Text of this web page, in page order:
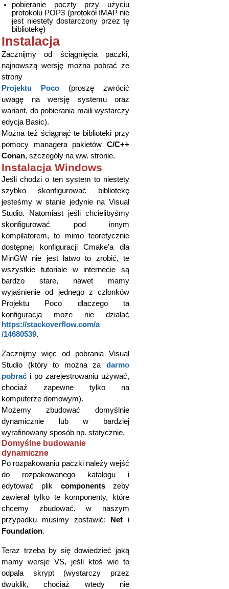
pobieranie poczty przy użyciu
protokołu POP3 (protokół IMAP nie
jest niestety dostarczony przez tę
bibliotekę)
Instalacja
Zacznijmy od ściągnięcia paczki,
najnowszą wersję można pobrać ze
strony
Projektu Poco (proszę zwrócić
uwagę na wersję systemu oraz
wariant, do pobierania maili wystarczy
edycja Basic).
Można też ściągnąć te biblioteki przy
pomocy managera pakietów C/C++
Conan, szczegóły na ww. stronie.
Instalacja Windows
Jeśli chodzi o ten system to niestety
szybko skonfigurować bibliotekę
jesteśmy w stanie jedynie na Visual
Studio. Natomiast jeśli chcielibyśmy
skonfigurować pod innym
kompilatorem, to mimo teoretycznie
dostępnej konfiguracji Cmake'a dla
MinGW nie jest łatwo to zrobić, te
wszystkie tutoriale w internecie są
bardzo stare, nawet mamy
wyjaśnienie od jednego z członków
Projektu Poco dlaczego ta
konfiguracja może nie działać
https://stackoverflow.com/a​
/14680539.
Zacznijmy więc od pobrania Visual
Studio (który to można za darmo
pobrać i po zarejestrowaniu używać,
chociaż zapewne tylko na
komputerze domowym).
Możemy zbudować domyślnie
dynamicznie lub w bardziej
wyrafinowany sposób np. statycznie.
Domyślne budowanie
dynamiczne
Po rozpakowaniu paczki należy wejść
do rozpakowanego katalogu i
edytować plik componentsżeby
zawierał tylko te komponenty, które
chcemy zbudować, w naszym
przypadku musimy zostawić:
Net i
Foundation.
Teraz trzeba by się dowiedzieć jaką
mamy wersje VS, jeśli ktoś wie to
odpala skrypt (wystarczy przez
dwuklik, chociaż wtedy nie